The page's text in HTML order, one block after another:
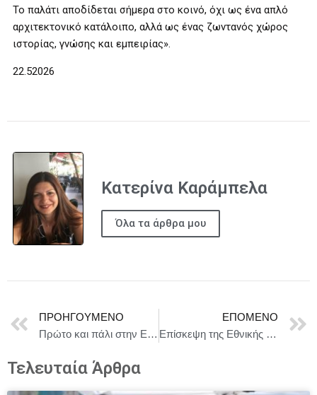
Το παλάτι αποδίδεται σήμερα στο κοινό, όχι ως ένα απλό
αρχιτεκτονικό κατάλοιπο, αλλά ως ένας ζωντανός χώρος
ιστορίας, γνώσης και εμπειρίας».
22.52026
Κατερίνα Καράμπελα
Όλα τα άρθρα μου
ΠΡΟΗΓΟΎΜΕΝΟ
Πρώτο και πάλι στην Ευρώπη το αεροδρόμιο της Αθήνας στα βραβεία Routes Europe 2026!
ΕΠΌΜΕΝΟ
Επίσκεψη της Εθνικής Σχολής Δικαστών στην Υποδιεύθυνση Εγκληματολογικών Ερευνών Βορείου Ελλάδας
Τελευταία Άρθρα